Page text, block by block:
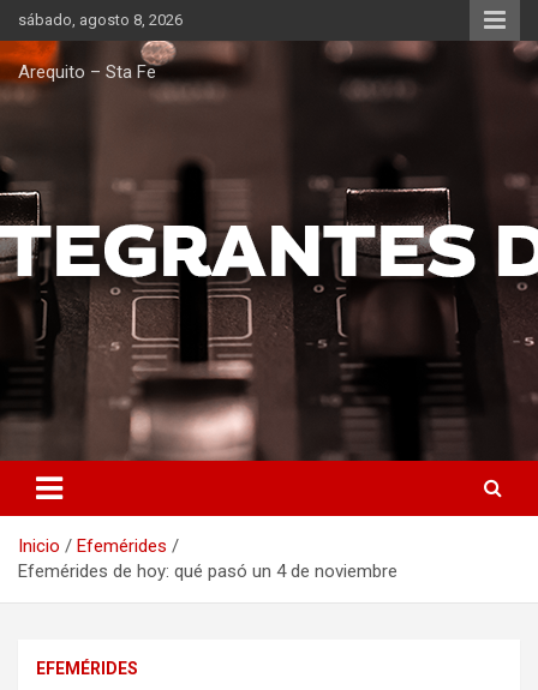
Saltar
al
contenido
sábado, agosto 8, 2026
Arequito – Sta Fe
Inicio
Efemérides
Efemérides de hoy: qué pasó un 4 de noviembre
EFEMÉRIDES